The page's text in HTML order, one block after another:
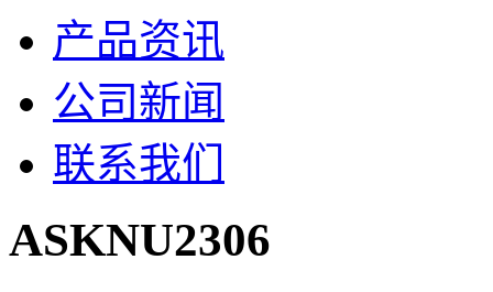
产品资讯
公司新闻
联系我们
ASKNU2306